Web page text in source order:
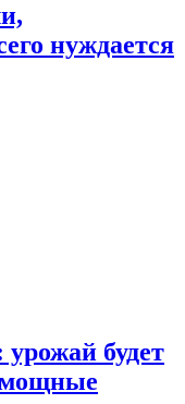
нуждается
будет